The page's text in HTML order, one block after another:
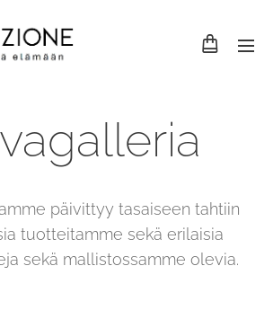
päivittyy tasaiseen tahtiin
tuotteitamme sekä erilaisia
sekä mallistossamme olevia.